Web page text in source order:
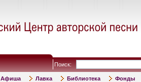
Поиск:
Афиша Лавка Библиотека Фонды